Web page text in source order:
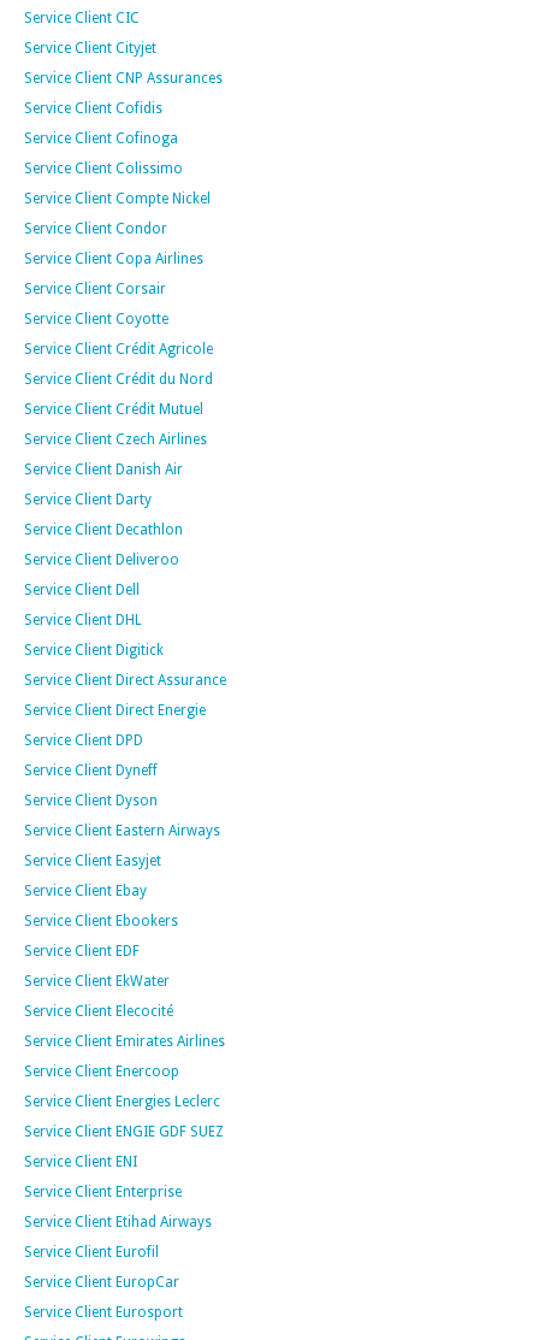
Service Client CIC
Service Client Cityjet
Service Client CNP Assurances
Service Client Cofidis
Service Client Cofinoga
Service Client Colissimo
Service Client Compte Nickel
Service Client Condor
Service Client Copa Airlines
Service Client Corsair
Service Client Coyotte
Service Client Crédit Agricole
Service Client Crédit du Nord
Service Client Crédit Mutuel
Service Client Czech Airlines
Service Client Danish Air
Service Client Darty
Service Client Decathlon
Service Client Deliveroo
Service Client Dell
Service Client DHL
Service Client Digitick
Service Client Direct Assurance
Service Client Direct Energie
Service Client DPD
Service Client Dyneff
Service Client Dyson
Service Client Eastern Airways
Service Client Easyjet
Service Client Ebay
Service Client Ebookers
Service Client EDF
Service Client EkWater
Service Client Elecocité
Service Client Emirates Airlines
Service Client Enercoop
Service Client Energies Leclerc
Service Client ENGIE GDF SUEZ
Service Client ENI
Service Client Enterprise
Service Client Etihad Airways
Service Client Eurofil
Service Client EuropCar
Service Client Eurosport